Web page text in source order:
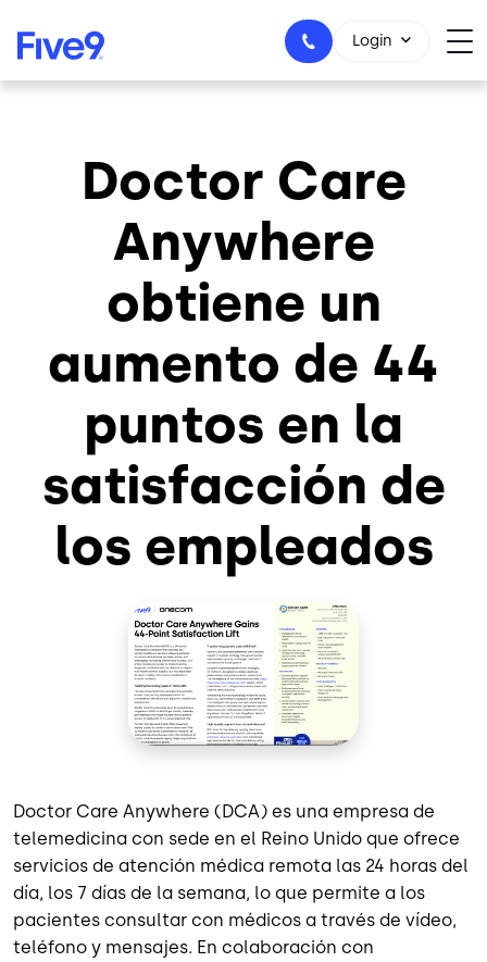
1-800-553-8159
Login
Doctor Care
Anywhere
obtiene un
aumento de 44
puntos en la
satisfacción de
los empleados
Doctor Care Anywhere (DCA) es una empresa de
telemedicina con sede en el Reino Unido que ofrece
servicios de atención médica remota las 24 horas del
día, los 7 días de la semana, lo que permite a los
pacientes consultar con médicos a través de vídeo,
teléfono y mensajes. En colaboración con